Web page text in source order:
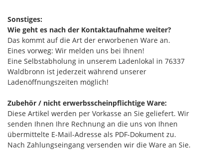
Sonstiges:
Wie geht es nach der Kontaktaufnahme weiter?
Das kommt auf die Art der erworbenen Ware an.
Eines vorweg: Wir melden uns bei Ihnen!
Eine Selbstabholung in unserem Ladenlokal in 76337
Waldbronn ist jederzeit während unserer
Ladenöffnungszeiten möglich!
Zubehör / nicht erwerbsscheinpflichtige Ware:
Diese Artikel werden per Vorkasse an Sie geliefert. Wir
senden Ihnen Ihre Rechnung an die uns von Ihnen
übermittelte E-Mail-Adresse als PDF-Dokument zu.
Nach Zahlungseingang versenden wir die Ware an Sie.